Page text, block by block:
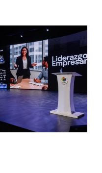
by Pacific
2026 con
Oraa y su
clase magistral
Contar lo bueno
es informar